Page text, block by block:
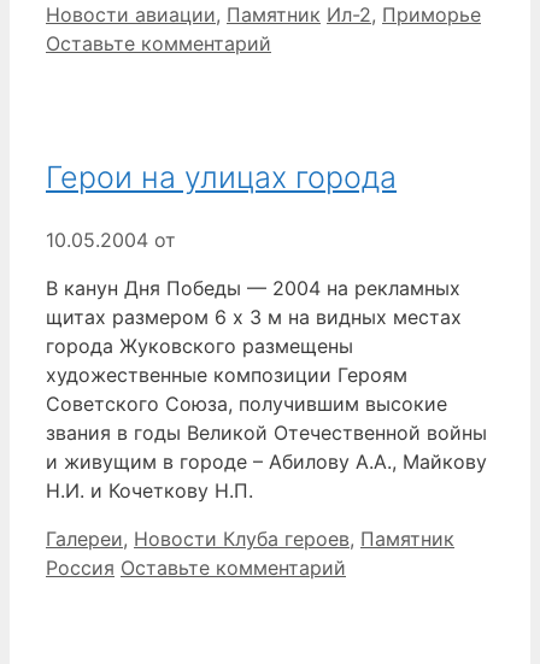
Рубрики
Новости авиации, Памятник Метки
Ил-2, Приморье
Оставьте комментарий
Герои на улицах города
10.05.2004 от
В канун Дня Победы — 2004 на рекламных
щитах размером 6 х 3 м на видных местах
города Жуковского размещены
художественные композиции Героям
Советского Союза, получившим высокие
звания в годы Великой Отечественной войны
и живущим в городе – Абилову А.А., Майкову
Н.И. и Кочеткову Н.П.
Рубрики
Галереи, Новости Клуба героев, Памятник
Россия Оставьте комментарий